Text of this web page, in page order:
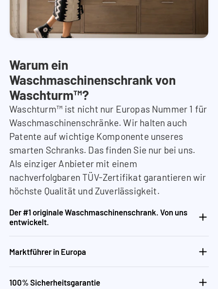
Warum ein
Waschmaschinenschrank von
Waschturm™?
Waschturm™ ist nicht nur Europas Nummer 1 für
Waschmaschinenschränke. Wir halten auch
Patente auf wichtige Komponente unseres
smarten Schranks. Das finden Sie nur bei uns.
Als einziger Anbieter mit einem
nachverfolgbaren TÜV-Zertifikat garantieren wir
höchste Qualität und Zuverlässigkeit.
Der #1 originale Waschmaschinenschrank. Von uns
entwickelt.
Marktführer in Europa
100% Sicherheitsgarantie